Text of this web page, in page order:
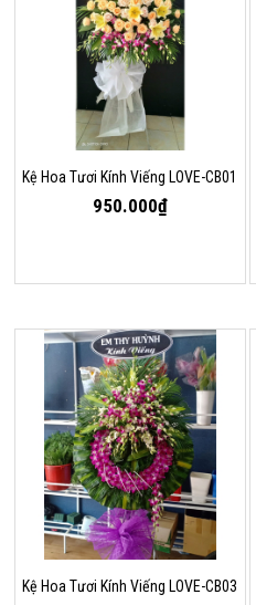
Kệ Hoa Tươi Kính Viếng LOVE-CB01
950.000₫
Kệ Hoa Tươi Kính Viếng LOVE-CB03